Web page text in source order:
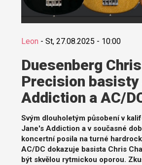
Leon - St, 27.08.2025 - 10:00
Duesenberg
Precision basisty
Addiction a AC/
Svým dlouholetým působení v
Jane's Addiction a v současné
koncertní posila na turné
AC/DC dokazuje basista Chris
být skvělou rytmickou oporou.